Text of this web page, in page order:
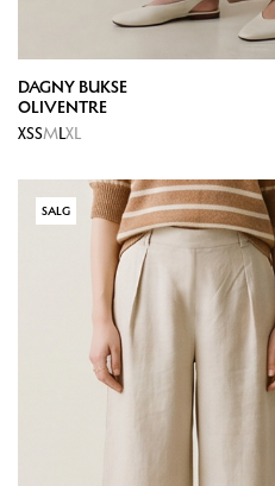
DAGNY BUKSE
OLIVENTRE
XSSMLXL
SALG